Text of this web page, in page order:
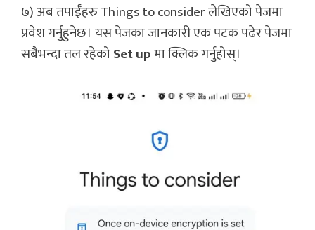
७) अब तपाईँहरु Things to consider लेखिएको पेजमा
प्रवेश गर्नुहुनेछ। यस पेजका जानकारी एक पटक पढेर पेजमा
सबैभन्दा तल रहेकोSet upमा क्लिक गर्नुहोस्।